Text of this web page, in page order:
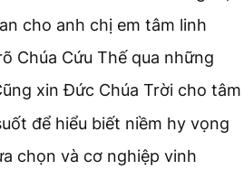
cho anh chị em tâm linh
Chúa Cứu Thế qua những
xin Đức Chúa Trời cho tâm
để hiểu biết niềm hy vọng
chọn và cơ nghiệp vinh